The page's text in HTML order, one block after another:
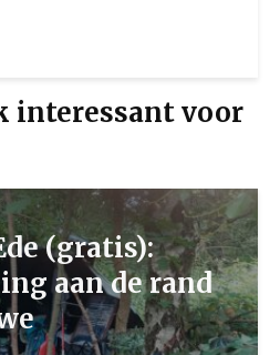
interessant voor
(gratis):
aan de rand